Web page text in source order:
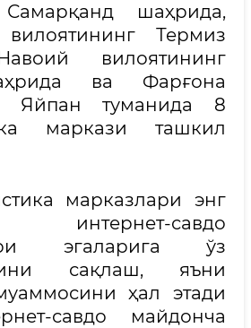
шаҳрида,
Термиз
вилоятининг
ва Фарғона
Яйпан туманида 8
маркази ташкил
марказлари энг
савдо
эгаларига ўз
сақлаш, яъни
ҳал этади
савдо майдонча